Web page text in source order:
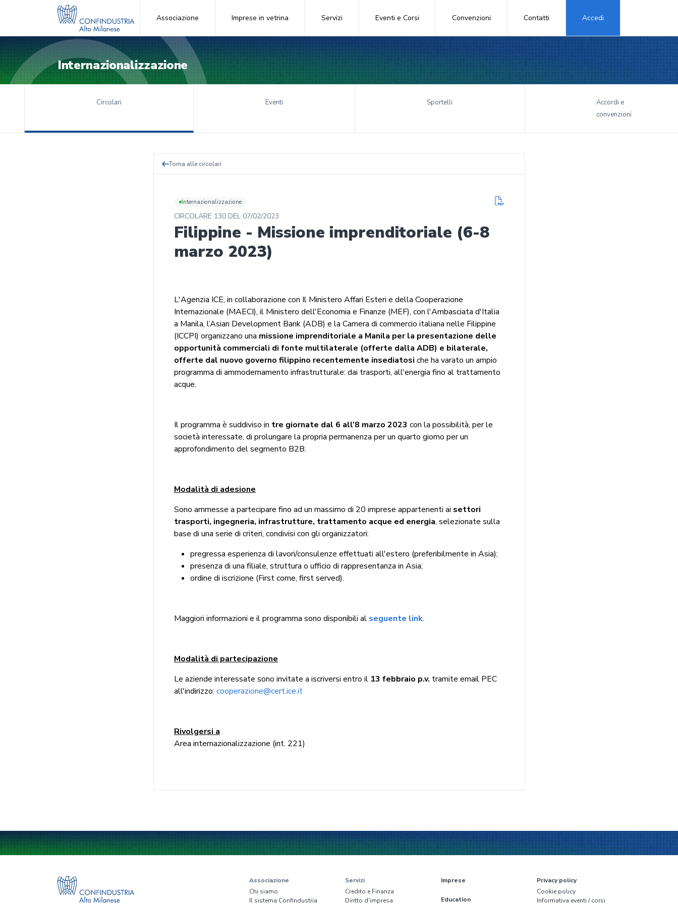
Associazione Imprese in vetrina Servizi Eventi e Corsi Convenzioni Contatti Accedi
Internazionalizzazione
Circolari Eventi Sportelli
Accordi e
convenzioni
Torna alle circolari
Internazionalizzazione
CIRCOLARE 130 DEL 07/02/2023
Filippine - Missione imprenditoriale (6-8
marzo 2023)
L'Agenzia ICE, in collaborazione con Il Ministero Affari Esteri e della Cooperazione
Internazionale (MAECI), il Ministero dell'Economia e Finanze (MEF), con l'Ambasciata d'Italia
a Manila, l’Asian Development Bank (ADB) e la Camera di commercio italiana nelle Filippine
(ICCPI) organizzano una missione imprenditoriale a Manila per la presentazione delle
opportunità commerciali di fonte multilaterale (offerte dalla ADB) e bilaterale,
offerte dal nuovo governo filippino recentemente insediatosi che ha varato un ampio
programma di ammodernamento infrastrutturale: dai trasporti, all'energia fino al trattamento
acque.
Il programma è suddiviso in tre giornate dal 6 all’8 marzo 2023 con la possibilità, per le
società interessate, di prolungare la propria permanenza per un quarto giorno per un
approfondimento del segmento B2B.
Modalità di adesione
Sono ammesse a partecipare fino ad un massimo di 20 imprese appartenenti ai settori
trasporti, ingegneria, infrastrutture, trattamento acque ed energia, selezionate sulla
base di una serie di criteri, condivisi con gli organizzatori:
pregressa esperienza di lavori/consulenze effettuati all'estero (preferibilmente in Asia);
presenza di una filiale, struttura o ufficio di rappresentanza in Asia;
ordine di iscrizione (First come, first served).
Maggiori informazioni e il programma sono disponibili al seguente link.
Modalità di partecipazione
Le aziende interessate sono invitate a iscriversi entro il 13 febbraio p.v. tramite email PEC
all'indirizzo: cooperazione@cert.ice.it
Rivolgersi a
Area internazionalizzazione (int. 221)
Associazione
Chi siamo
Il sistema Confindustria
Servizi
Credito e Finanza
Diritto d'impresa
Imprese
Education
Privacy policy
Cookie policy
Informativa eventi / corsi